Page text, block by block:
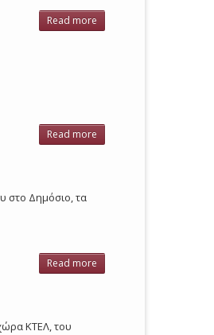
Read more
Read more
Οδηγών
στο Δημόσιο, τα
Read more
Οδηγών
ΚΤΕΛ, του